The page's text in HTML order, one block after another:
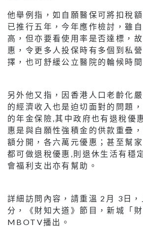
他舉例指，如自願醫保可將扣稅
已推行五年，今年應作檢討，雖
高，但亦要看使用率是否達標，
惠，令更多人投保時有多個到私
擇，也可舒緩公立醫院的輪候時間
另外他又指，因香港人口老齡化
的經濟收入也是迫切面對的問題
的年金保險,其中政府也有退稅優
惠是與自願性強積金的供款重疊
額分開，各六萬元優惠；甚至幫
都可做退稅優惠,則退休生活有穩
會福利支出亦有幫助。
詳細訪問內容，請重溫 2月 3日
分，《財知大道》節目，新城「財
MBOTV播出。